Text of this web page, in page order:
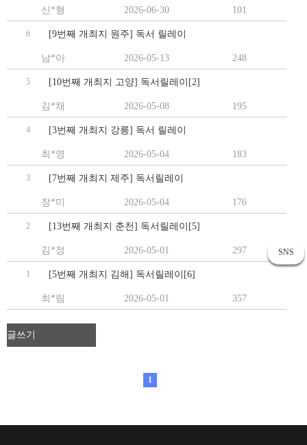
신*형 2026-06-30 101
6 [9번째 개최지 원주] 독서 릴레이
남*아 2026-05-13 248
5 [10번째 개최지 고양] 독서릴레이[2]
김*채 2026-05-08 195
4 [3번째 개최지 강릉] 독서 릴레이
최*영 2026-05-04 183
3 [7번째 개최지 제주] 독서릴레이
장*미 2026-05-04 176
2 [13번째 개최지 춘천] 독서릴레이[5]
김*정 2026-05-01 297
1 [5번째 개최지 김해] 독서릴레이[6]
최*림 2026-05-01 357
글쓰기
1
SNS